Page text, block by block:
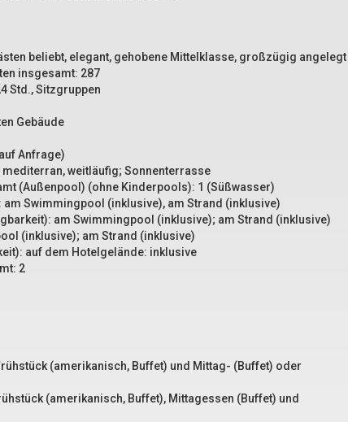
beliebt, elegant, gehobene Mittelklasse, großzügig angelegt
insgesamt: 287
Std., Sitzgruppen
Gebäude
Anfrage)
weitläufig; Sonnenterrasse
(Außenpool) (ohne Kinderpools): 1 (Süßwasser)
am Swimmingpool (inklusive), am Strand (inklusive)
am Swimmingpool (inklusive); am Strand (inklusive)
(inklusive); am Strand (inklusive)
auf dem Hotelgelände: inklusive
2
(amerikanisch, Buffet) und Mittag- (Buffet) oder
(amerikanisch, Buffet), Mittagessen (Buffet) und